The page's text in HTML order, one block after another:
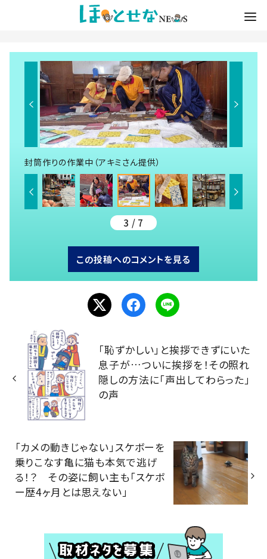
封筒作りの作業中（アキミさん提供）
3 / 7
この投稿へのコメントを見る
「恥ずかしい」と挨拶できずにいた
息子が…ついに挨拶を！その照れ
隠しの方法に「声出してわらった」
の声
「カメの動きじゃない」スケボーを
乗りこなす亀に猫も本気で逃げ
る！？ その姿に飼い主も「スケボ
ー歴4ヶ月とは思えない」